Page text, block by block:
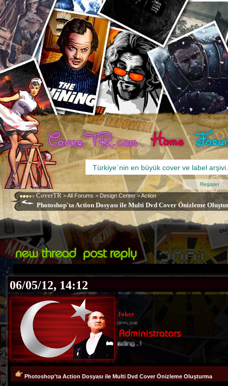
CoverTR >All Forums > Design Center >Action
Photoshop'ta Action Dosyası ile Multi Dvd Cover Önizleme
Register
06/05/12, 14:12
Joker
Loading...!
Photoshop'ta Action Dosyası ile Multi Dvd Cover Önizleme Oluşturma